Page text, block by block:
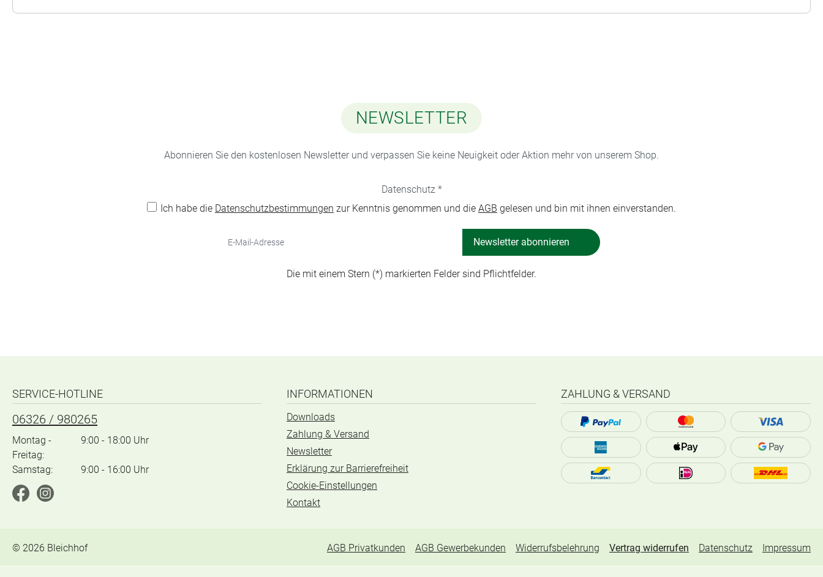
NEWSLETTER
Abonnieren Sie den kostenlosen Newsletter und verpassen Sie keine Neuigkeit oder Aktion mehr von unserem Shop.
Datenschutz *
Ich habe die Datenschutzbestimmungen zur Kenntnis genommen und die AGB gelesen und bin mit ihnen einverstanden.
Newsletter abonnieren
Die mit einem Stern (*) markierten Felder sind Pflichtfelder.
SERVICE-HOTLINE
06326 / 980265
Montag -
Freitag:
9:00 - 18:00 Uhr
Samstag: 9:00 - 16:00 Uhr
INFORMATIONEN
Downloads
Zahlung & Versand
Newsletter
Erklärung zur Barrierefreiheit
Cookie-Einstellungen
Kontakt
ZAHLUNG & VERSAND
© 2026 Bleichhof AGB Privatkunden AGB Gewerbekunden Widerrufsbelehrung Vertrag widerrufen Datenschutz Impressum